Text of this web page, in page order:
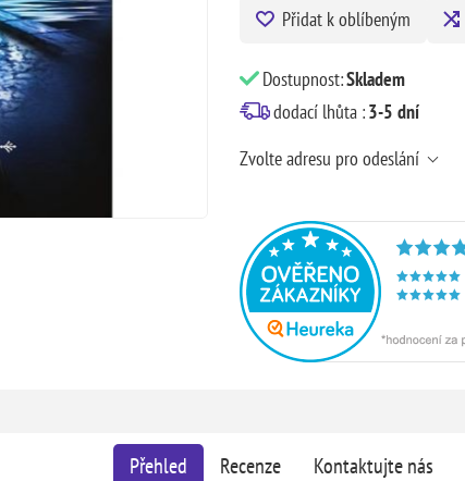
Přidat k oblíbeným
Dostupnost:Skladem
dodací lhůta :3-5 dní
Zvolte adresu pro odeslání
Přehled Recenze Kontaktujte nás